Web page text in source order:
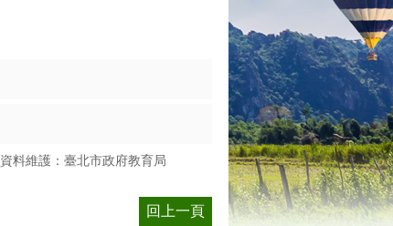
資料維護：臺北市政府教育局
回上一頁